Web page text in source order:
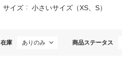
サイズ 小さいサイズ（XS、S）
在庫 商品ステータス